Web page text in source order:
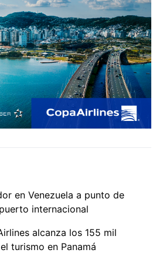
en Venezuela a punto de
internacional
alcanza los 155 mil
turismo en Panamá